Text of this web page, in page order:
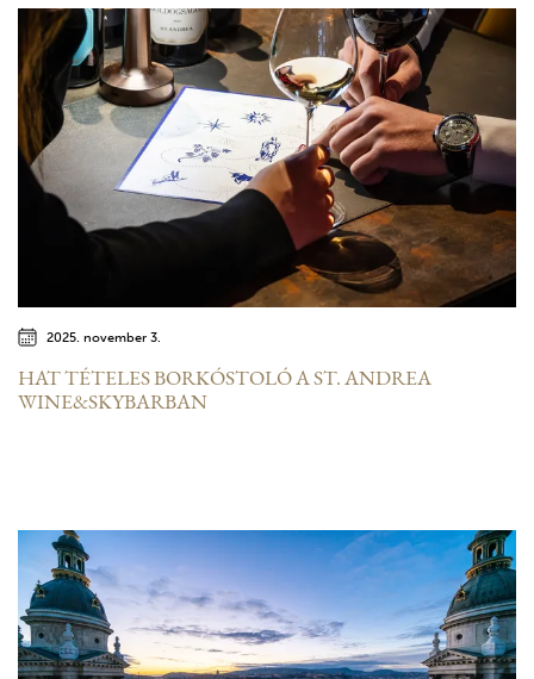
2025. november 3.
HAT TÉTELES BORKÓSTOLÓ A ST. ANDREA
WINE&SKYBARBAN